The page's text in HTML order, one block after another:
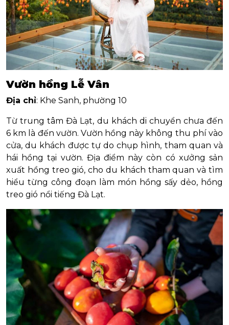
Vườn hồng Lễ Vân
Địa chỉ: Khe Sanh, phường 10
Từ trung tâm Đà Lạt, du khách di chuyển chưa đến
6 km là đến vườn. Vườn hồng này không thu phí vào
cửa, du khách được tự do chụp hình, tham quan và
hái hồng tại vườn. Địa điểm này còn có xưởng sản
xuất hồng treo gió, cho du khách tham quan và tìm
hiểu từng công đoạn làm món hồng sấy dẻo, hồng
treo gió nổi tiếng Đà Lạt.